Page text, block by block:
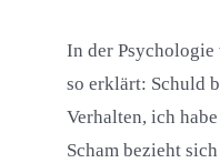
In der
so erklärt: Schuld
Verhalten, ich
Scham bezieht